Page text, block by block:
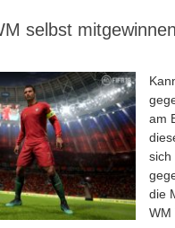
selbst mitgewinnen
am
sich
die
WM